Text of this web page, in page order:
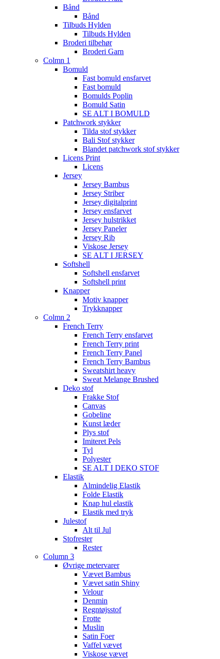
Bånd
Bånd
Tilbuds Hylden
Tilbuds Hylden
Broderi tilbehør
Broderi Garn
Colmn 1
Bomuld
Fast bomuld ensfarvet
Fast bomuld
Bomulds Poplin
Bomuld Satin
SE ALT I BOMULD
Patchwork stykker
Tilda stof stykker
Bali Stof stykker
Blandet patchwork stof stykker
Licens Print
Licens
Jersey
Jersey Bambus
Jersey Striber
Jersey digitalprint
Jersey ensfarvet
Jersey hulstrikket
Jersey Paneler
Jersey Rib
Viskose Jersey
SE ALT I JERSEY
Softshell
Softshell ensfarvet
Softshell print
Knapper
Motiv knapper
Trykknapper
Colmn 2
French Terry
French Terry ensfarvet
French Terry print
French Terry Panel
French Terry Bambus
Sweatshirt heavy
Sweat Melange Brushed
Deko stof
Frakke Stof
Canvas
Gobeline
Kunst læder
Plys stof
Imiteret Pels
Tyl
Polyester
SE ALT I DEKO STOF
Elastik
Almindelig Elastik
Folde Elastik
Knap hul elastik
Elastik med tryk
Julestof
Alt til Jul
Stofrester
Rester
Column 3
Øvrige metervarer
Vævet Bambus
Vævet satin Shiny
Velour
Denmin
Regntøjsstof
Frotte
Muslin
Satin Foer
Vaffel vævet
Viskose vævet